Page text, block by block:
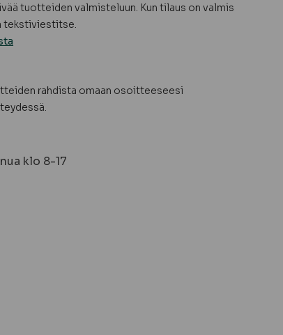
tuotteiden valmisteluun. Kun tilaus on valmis
tekstiviestitse.
rahdista omaan osoitteeseesi
klo 8-17